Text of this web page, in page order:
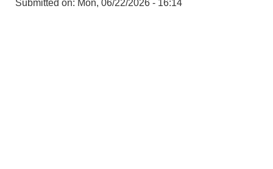
Submitted on: Mon, 06/22/2026 - 16:14